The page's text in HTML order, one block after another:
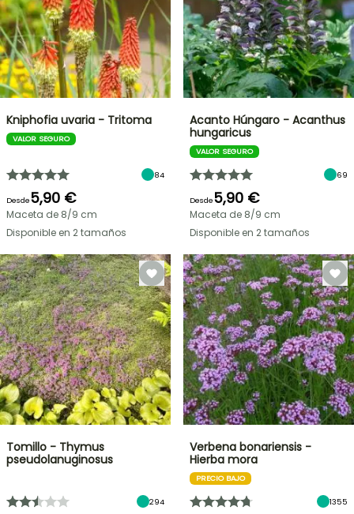
Kniphofia uvaria - Tritoma
VALOR SEGURO
84
Desde5,90 €
Maceta de 8/9 cm
Disponible en 2 tamaños
Acanto Húngaro - Acanthus
hungaricus
VALOR SEGURO
69
Desde5,90 €
Maceta de 8/9 cm
Disponible en 2 tamaños
Tomillo - Thymus
pseudolanuginosus
294
Verbena bonariensis -
Hierba mora
PRECIO BAJO
1355